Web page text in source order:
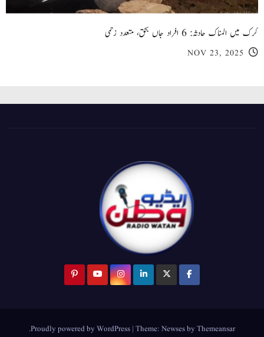
کرک میں المناک حادثہ: 6 افراد جاں بحق، متعدد زخمی
NOV 23, 2025
Proudly powered by WordPress |Theme:NewsesbyThemeansar
.